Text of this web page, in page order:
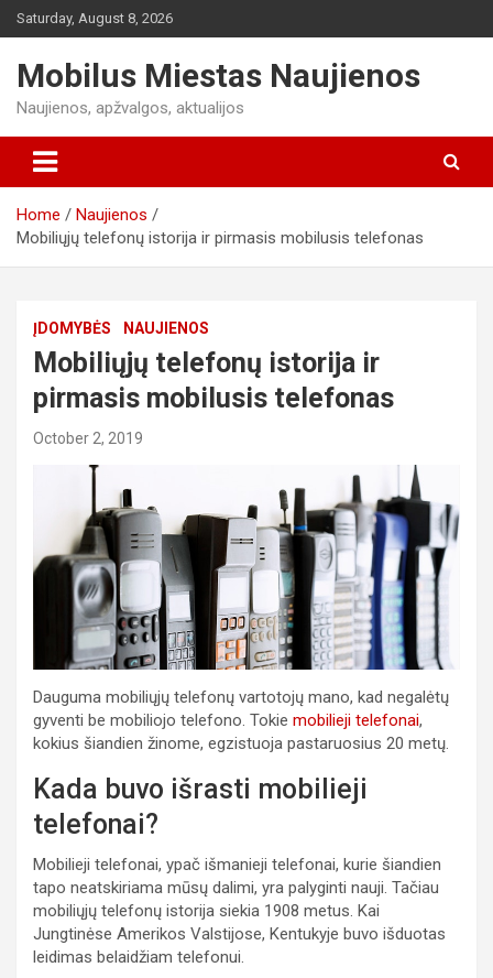
k
n
Saturday, August 8, 2026
Mobilus Miestas Naujienos
Naujienos, apžvalgos, aktualijos
Home
Naujienos
Mobiliųjų telefonų istorija ir pirmasis mobilusis telefonas
ĮDOMYBĖS NAUJIENOS
Mobiliųjų telefonų istorija ir
pirmasis mobilusis telefonas
October 2, 2019
Dauguma mobiliųjų telefonų vartotojų mano, kad negalėtų
gyventi be mobiliojo telefono. Tokie mobilieji telefonai,
kokius šiandien žinome, egzistuoja pastaruosius 20 metų.
Kada buvo išrasti mobilieji
telefonai?
Mobilieji telefonai, ypač išmanieji telefonai, kurie šiandien
tapo neatskiriama mūsų dalimi, yra palyginti nauji. Tačiau
mobiliųjų telefonų istorija siekia 1908 metus. Kai
Jungtinėse Amerikos Valstijose, Kentukyje buvo išduotas
leidimas belaidžiam telefonui.